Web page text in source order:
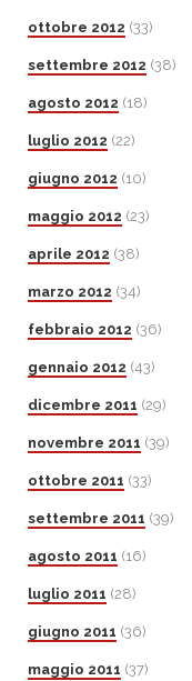
ottobre 2012 (33)
settembre 2012 (38)
agosto 2012 (18)
luglio 2012 (22)
giugno 2012 (10)
maggio 2012 (23)
aprile 2012 (38)
marzo 2012 (34)
febbraio 2012 (36)
gennaio 2012 (43)
dicembre 2011 (29)
novembre 2011 (39)
ottobre 2011 (33)
settembre 2011 (39)
agosto 2011 (16)
luglio 2011 (28)
giugno 2011 (36)
maggio 2011 (37)